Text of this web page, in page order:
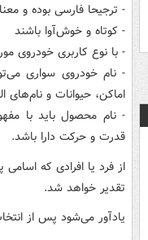
- ترجیحا فارسی بوده و
- کوتاه و خوش‌آوا باشند
- با نوع کاربری خودروی
- نام خودروی سواری
اماکن، حیوانات و نام‌های
- نام محصول باید با
قدرت و حرکت دارا باشد.
از فرد یا افرادی که
تقدیر خواهد شد.
یادآور می‌شود پس از